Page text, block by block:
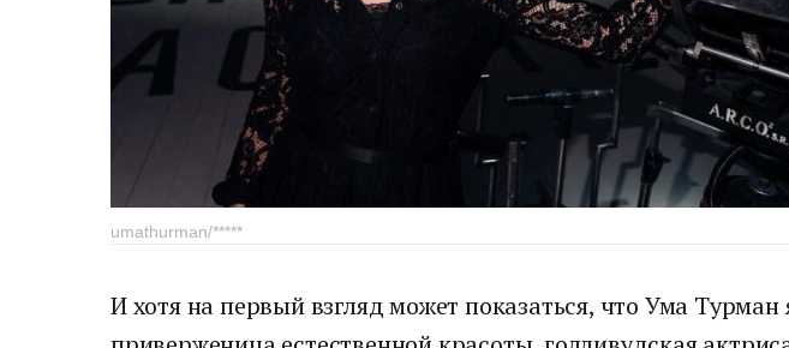
umathurman/*****
И хотя на первый взгляд может показаться, что Ума Турман